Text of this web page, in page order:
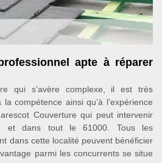
apte à réparer
qui s’avère complexe, il est très
compétence ainsi qu’à l’expérience
Couverture qui peut intervenir
et dans tout le 61000. Tous les
dans cette localité peuvent bénéficier
parmi les concurrents se situe